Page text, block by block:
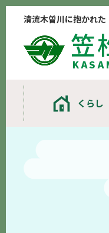
清流木曽川に抱かれ
笠
くらし